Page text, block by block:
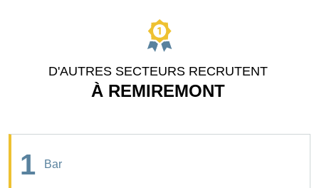
D'AUTRES SECTEURS RECRUTENT
À REMIREMONT
1 Bar